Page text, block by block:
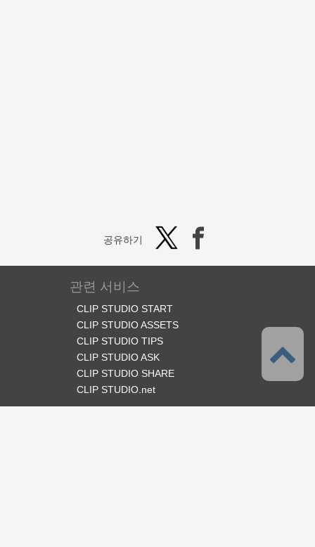
공유하기
관련 서비스
CLIP STUDIO START
CLIP STUDIO ASSETS
CLIP STUDIO TIPS
CLIP STUDIO ASK
CLIP STUDIO SHARE
CLIP STUDIO.net